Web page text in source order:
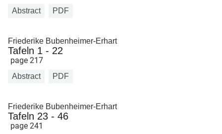
Abstract PDF
Friederike Bubenheimer-Erhart
Tafeln 1 - 22
page 217
Abstract PDF
Friederike Bubenheimer-Erhart
Tafeln 23 - 46
page 241